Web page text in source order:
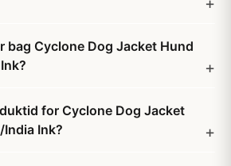
bag Cyclone Dog Jacket Hund
for Cyclone Dog Jacket
Ink?